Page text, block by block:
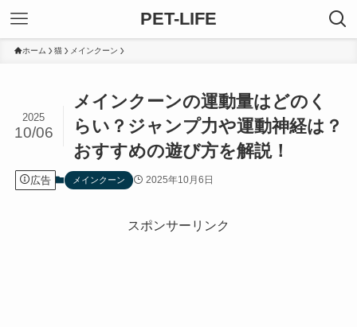
PET-LIFE
ホーム 猫 メインクーン
メインクーンの運動量はどのく
らい？ジャンプ力や運動神経は？
おすすめの遊び方を解説！
2025
10/06
広告 メインクーン 2025年10月6日
スポンサーリンク